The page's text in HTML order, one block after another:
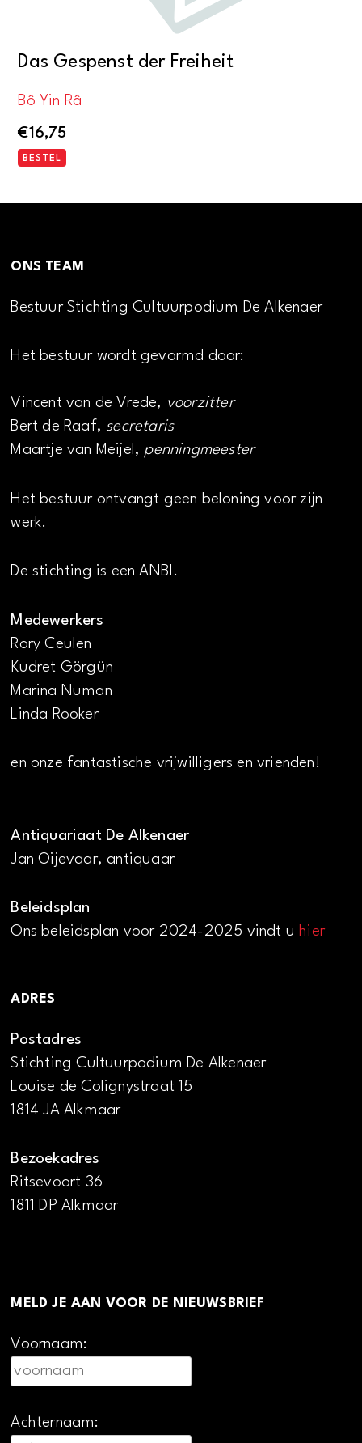
Das Gespenst der Freiheit
Bô Yin Râ
€16,75
BESTEL
ONS TEAM
Bestuur Stichting Cultuurpodium De Alkenaer
Het bestuur wordt gevormd door:
Vincent van de Vrede, voorzitter
Bert de Raaf, secretaris
Maartje van Meijel, penningmeester
Het bestuur ontvangt geen beloning voor zijn
werk.
De stichting is een ANBI.
Medewerkers
Rory Ceulen
Kudret Görgün
Marina Numan
Linda Rooker
en onze fantastische vrijwilligers en vrienden!
Antiquariaat De Alkenaer
Jan Oijevaar, antiquaar
Beleidsplan
Ons beleidsplan voor 2024-2025 vindt uhier
ADRES
Postadres
Stichting Cultuurpodium De Alkenaer
Louise de Colignystraat 15
1814 JA Alkmaar
Bezoekadres
Ritsevoort 36
1811 DP Alkmaar
MELD JE AAN VOOR DE NIEUWSBRIEF
Voornaam:
Achternaam: